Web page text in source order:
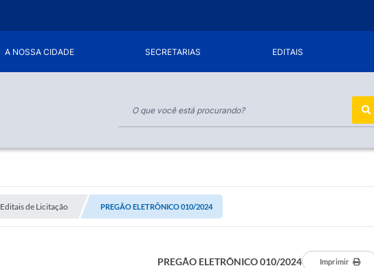
A NOSSA CIDADE SECRETARIAS EDITAIS
Editais de Licitação PREGÃO ELETRÔNICO 010/2024
PREGÃO ELETRÔNICO 010/2024 Imprimir